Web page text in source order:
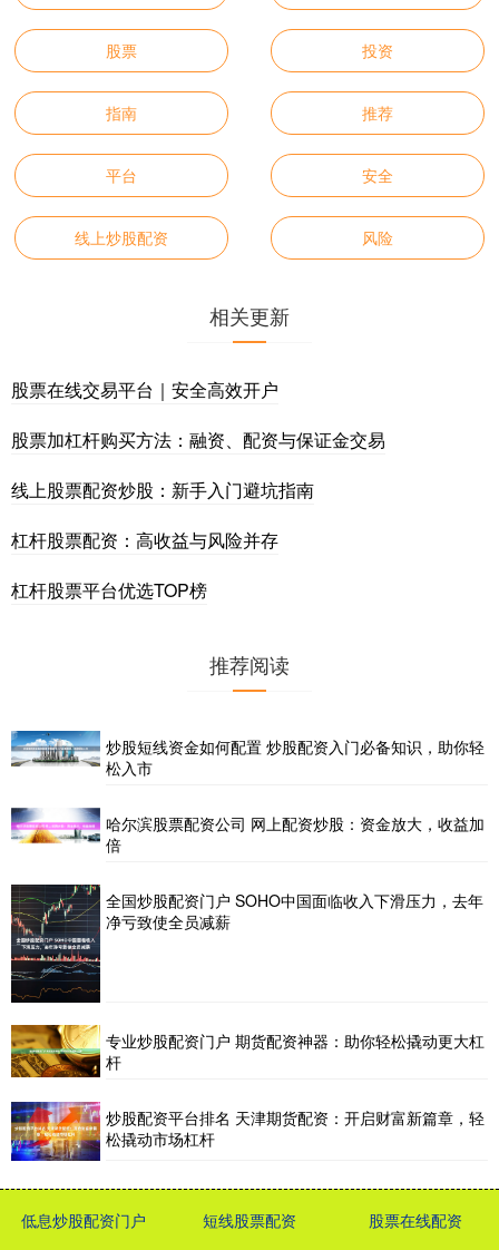
股票 投资
指南 推荐
平台 安全
线上炒股配资 风险
相关更新
股票在线交易平台｜安全高效开户
股票加杠杆购买方法：融资、配资与保证金交易
线上股票配资炒股：新手入门避坑指南
杠杆股票配资：高收益与风险并存
杠杆股票平台优选TOP榜
推荐阅读
炒股短线资金如何配置 炒股配资入门必备知识，助你轻
松入市
哈尔滨股票配资公司 网上配资炒股：资金放大，收益加
倍
全国炒股配资门户 SOHO中国面临收入下滑压力，去年
净亏致使全员减薪
专业炒股配资门户 期货配资神器：助你轻松撬动更大杠
杆
炒股配资平台排名 天津期货配资：开启财富新篇章，轻
松撬动市场杠杆
低息炒股配资门户 短线股票配资 股票在线配资